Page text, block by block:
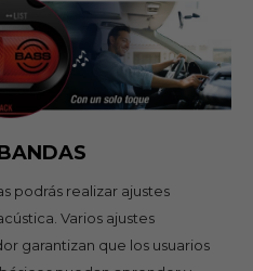
podrás realizar ajustes
Varios ajustes
garantizan que los usuarios